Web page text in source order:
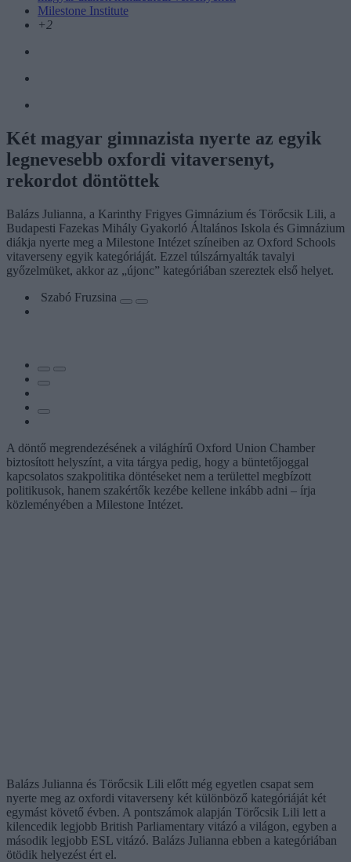
Milestone Institute
+2
Két magyar gimnazista nyerte az egyik
legnevesebb oxfordi vitaversenyt,
rekordot döntöttek
Balázs Julianna, a Karinthy Frigyes Gimnázium és Törőcsik Lili, a
Budapesti Fazekas Mihály Gyakorló Általános Iskola és Gimnázium
diákja nyerte meg a Milestone Intézet színeiben az Oxford Schools
vitaverseny egyik kategóriáját. Ezzel túlszárnyalták tavalyi
győzelmüket, akkor az „újonc” kategóriában szereztek első helyet.
Szabó Fruzsina
A döntő megrendezésének a világhírű Oxford Union Chamber
biztosított helyszínt, a vita tárgya pedig, hogy a büntetőjoggal
kapcsolatos szakpolitika döntéseket nem a területtel megbízott
politikusok, hanem szakértők kezébe kellene inkább adni – írja
közleményében a Milestone Intézet.
Balázs Julianna és Törőcsik Lili előtt még egyetlen csapat sem
nyerte meg az oxfordi vitaverseny két különböző kategóriáját két
egymást követő évben. A pontszámok alapján Törőcsik Lili lett a
kilencedik legjobb British Parliamentary vitázó a világon, egyben a
második legjobb ESL vitázó. Balázs Julianna ebben a kategóriában
ötödik helyezést ért el.